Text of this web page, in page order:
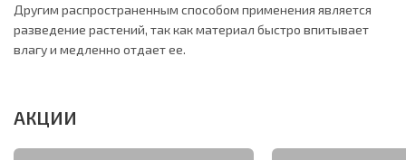
Другим распространенным способом применения является
разведение растений, так как материал быстро впитывает
влагу и медленно отдает ее.
АКЦИИ